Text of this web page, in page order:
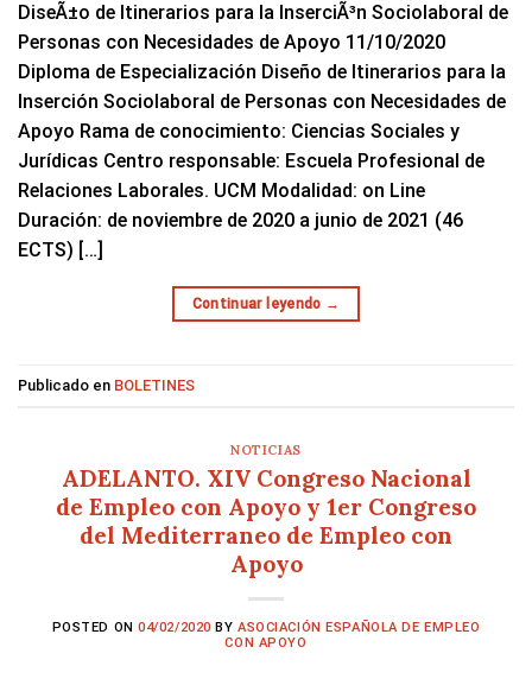
DiseÃ±o de Itinerarios para la InserciÃ³n Sociolaboral de
Personas con Necesidades de Apoyo 11/10/2020
Diploma de Especialización Diseño de Itinerarios para la
Inserción Sociolaboral de Personas con Necesidades de
Apoyo Rama de conocimiento: Ciencias Sociales y
Jurídicas Centro responsable: Escuela Profesional de
Relaciones Laborales. UCM Modalidad: on Line
Duración: de noviembre de 2020 a junio de 2021 (46
ECTS) […]
Continuar leyendo →
Publicado en BOLETINES
NOTICIAS
ADELANTO. XIV Congreso Nacional
de Empleo con Apoyo y 1er Congreso
del Mediterraneo de Empleo con
Apoyo
POSTED ON04/02/2020 BYASOCIACIÓN ESPAÑOLA DE EMPLEO
CON APOYO